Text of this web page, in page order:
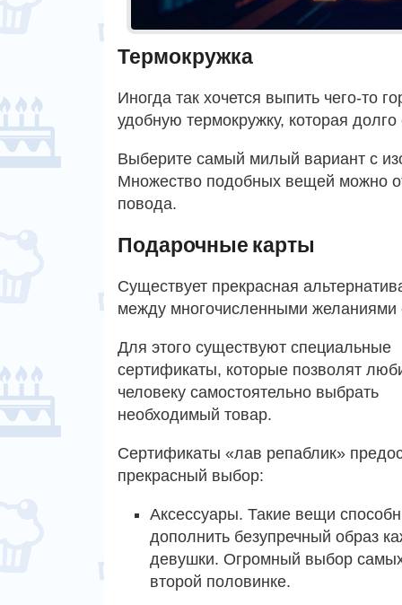
Термокружка
Иногда так хочется выпить чего-то
удобную термокружку, которая
Выберите самый милый вариант с
Множество подобных вещей можно
повода.
Подарочные карты
Существует прекрасная
между многочисленными
Для этого существуют специальные
сертификаты, которые позволят
человеку самостоятельно выбрать
необходимый товар.
Сертификаты «лав репаблик»
прекрасный выбор:
Аксессуары. Такие вещи
дополнить безупречный образ
девушки. Огромный выбор самых
второй половинке.